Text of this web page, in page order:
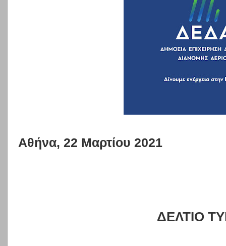
Αθήνα, 22 Μαρτίου 2021
ΔΕΛΤΙΟ